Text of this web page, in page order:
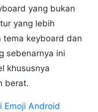
yang bukan
yang lebih
tema keyboard dan
sebenarnya ini
khususnya
berat.
Emoji Android